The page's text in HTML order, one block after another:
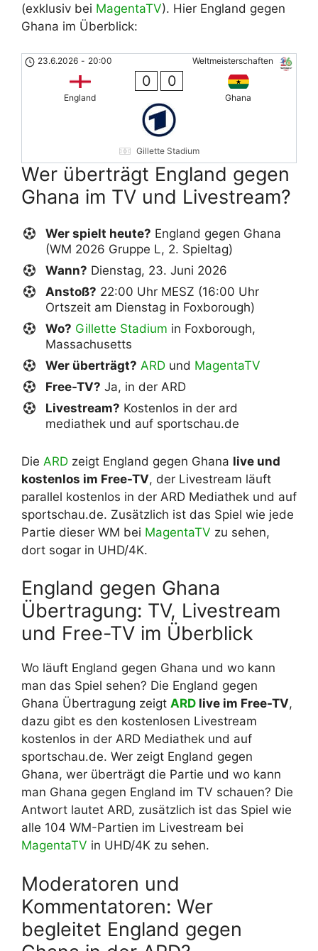
(exklusiv bei MagentaTV). Hier England gegen
Ghana im Überblick:
Weltmeisterschaften
23.6.2026 - 20:00
England
0 0
Ghana
Gillette Stadium
Wer überträgt England gegen
Ghana im TV und Livestream?
Wer spielt heute? England gegen Ghana
(WM 2026 Gruppe L, 2. Spieltag)
Wann? Dienstag, 23. Juni 2026
Anstoß? 22:00 Uhr MESZ (16:00 Uhr
Ortszeit am Dienstag in Foxborough)
Wo? Gillette Stadium in Foxborough,
Massachusetts
Wer überträgt? ARD und MagentaTV
Free-TV? Ja, in der ARD
Livestream? Kostenlos in der ard
mediathek und auf sportschau.de
Die ARD zeigt England gegen Ghana live und
kostenlos im Free-TV, der Livestream läuft
parallel kostenlos in der ARD Mediathek und auf
sportschau.de. Zusätzlich ist das Spiel wie jede
Partie dieser WM bei MagentaTV zu sehen,
dort sogar in UHD/4K.
England gegen Ghana
Übertragung: TV, Livestream
und Free-TV im Überblick
Wo läuft England gegen Ghana und wo kann
man das Spiel sehen? Die England gegen
Ghana Übertragung zeigt ARD live im Free-TV,
dazu gibt es den kostenlosen Livestream
kostenlos in der ARD Mediathek und auf
sportschau.de. Wer zeigt England gegen
Ghana, wer überträgt die Partie und wo kann
man Ghana gegen England im TV schauen? Die
Antwort lautet ARD, zusätzlich ist das Spiel wie
alle 104 WM-Partien im Livestream bei
MagentaTV in UHD/4K zu sehen.
Moderatoren und
Kommentatoren: Wer
begleitet England gegen